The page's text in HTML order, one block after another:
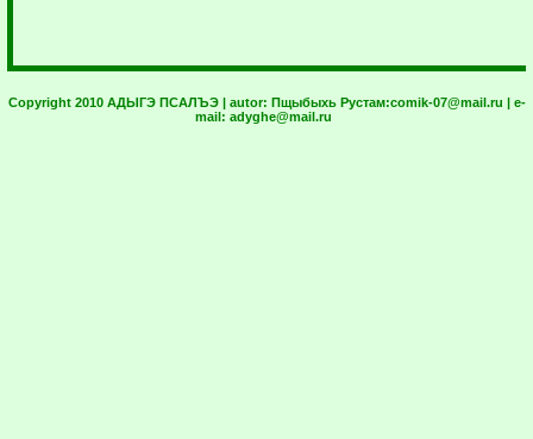
Copyright 2010 АДЫГЭ ПСАЛЪЭ | autor: Пщыбыхь Рустам:comik-07@mail.ru | e-
mail: adyghe@mail.ru